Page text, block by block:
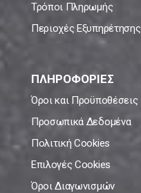
Τρόποι Πληρωμής
Περιοχές Εξυπηρέτησης
ΠΛΗΡΟΦΟΡΙΕΣ
Όροι και Προϋποθέσεις
Προσωπικά Δεδομένα
Πολιτική Cookies
Επιλογές Cookies
Όροι Διαγωνισμών